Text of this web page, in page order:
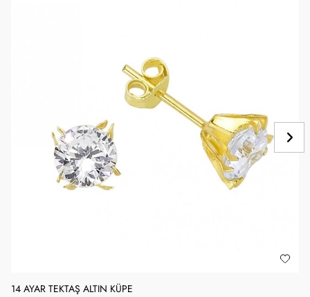
14 AYAR TEKTAŞ ALTIN KÜPE